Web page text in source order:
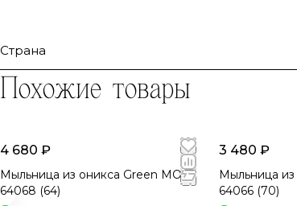
Страна
Похожие товары
4 680 ₽
Мыльница из оникса Green MO-
64068 (64)
3 480 ₽
Мыльница из
64066 (70)